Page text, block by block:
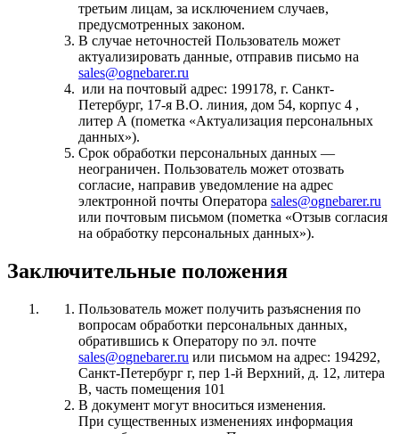
третьим лицам, за исключением случаев,
предусмотренных законом.
В случае неточностей Пользователь может
актуализировать данные, отправив письмо на
sales@ognebarer.ru
или на почтовый адрес: 199178, г. Санкт-
Петербург, 17-я В.О. линия, дом 54, корпус 4 ,
литер А (пометка «Актуализация персональных
данных»).
Срок обработки персональных данных —
неограничен. Пользователь может отозвать
согласие, направив уведомление на адрес
электронной почты Оператора sales@ognebarer.ru
или почтовым письмом (пометка «Отзыв согласия
на обработку персональных данных»).
Заключительные положения
Пользователь может получить разъяснения по
вопросам обработки персональных данных,
обратившись к Оператору по эл. почте
sales@ognebarer.ru или письмом на адрес: 194292,
Санкт-Петербург г, пер 1-й Верхний, д. 12, литера
В, часть помещения 101
В документ могут вноситься изменения.
При существенных изменениях информация